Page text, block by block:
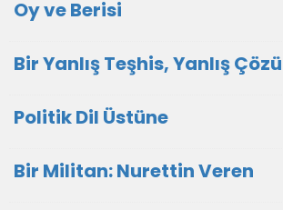
Oy ve Berisi
Bir Yanlış Teşhis, Yanlış
Politik Dil Üstüne
Bir Militan: Nurettin Veren